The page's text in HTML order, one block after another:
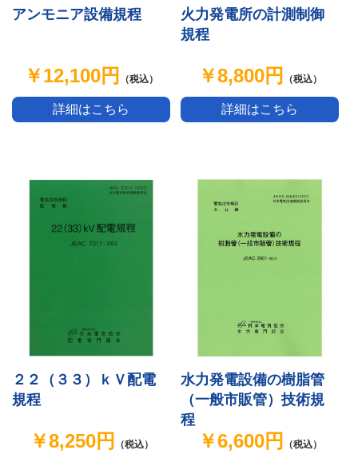
アンモニア設備規程
￥12,100円 （税込）
詳細はこちら
火力発電所の計測制御
規程
￥8,800円 （税込）
詳細はこちら
２２（３３）ｋＶ配電
規程
￥8,250円 （税込）
水力発電設備の樹脂管
（一般市販管）技術規
程
￥6,600円 （税込）